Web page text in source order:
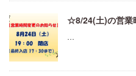
☆8/24(土)の営業
…